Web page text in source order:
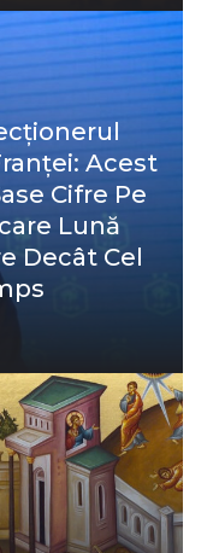
Acest
Cifre Pe
Lună
Decât Cel